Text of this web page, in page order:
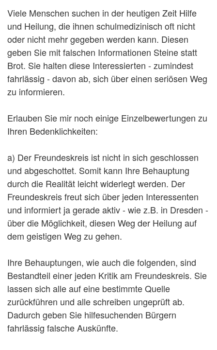
Viele Menschen suchen in der heutigen Zeit Hilfe
und Heilung, die ihnen schulmedizinisch oft nicht
oder nicht mehr gegeben werden kann. Diesen
geben Sie mit falschen Informationen Steine statt
Brot. Sie halten diese Interessierten - zumindest
fahrlässig - davon ab, sich über einen seriösen Weg
zu informieren.
Erlauben Sie mir noch einige Einzelbewertungen zu
Ihren Bedenklichkeiten:
a) Der Freundeskreis ist nicht in sich geschlossen
und abgeschottet. Somit kann Ihre Behauptung
durch die Realität leicht widerlegt werden. Der
Freundeskreis freut sich über jeden Interessenten
und informiert ja gerade aktiv - wie z.B. in Dresden -
über die Möglichkeit, diesen Weg der Heilung auf
dem geistigen Weg zu gehen.
Ihre Behauptungen, wie auch die folgenden, sind
Bestandteil einer jeden Kritik am Freundeskreis. Sie
lassen sich alle auf eine bestimmte Quelle
zurückführen und alle schreiben ungeprüft ab.
Dadurch geben Sie hilfesuchenden Bürgern
fahrlässig falsche Auskünfte.